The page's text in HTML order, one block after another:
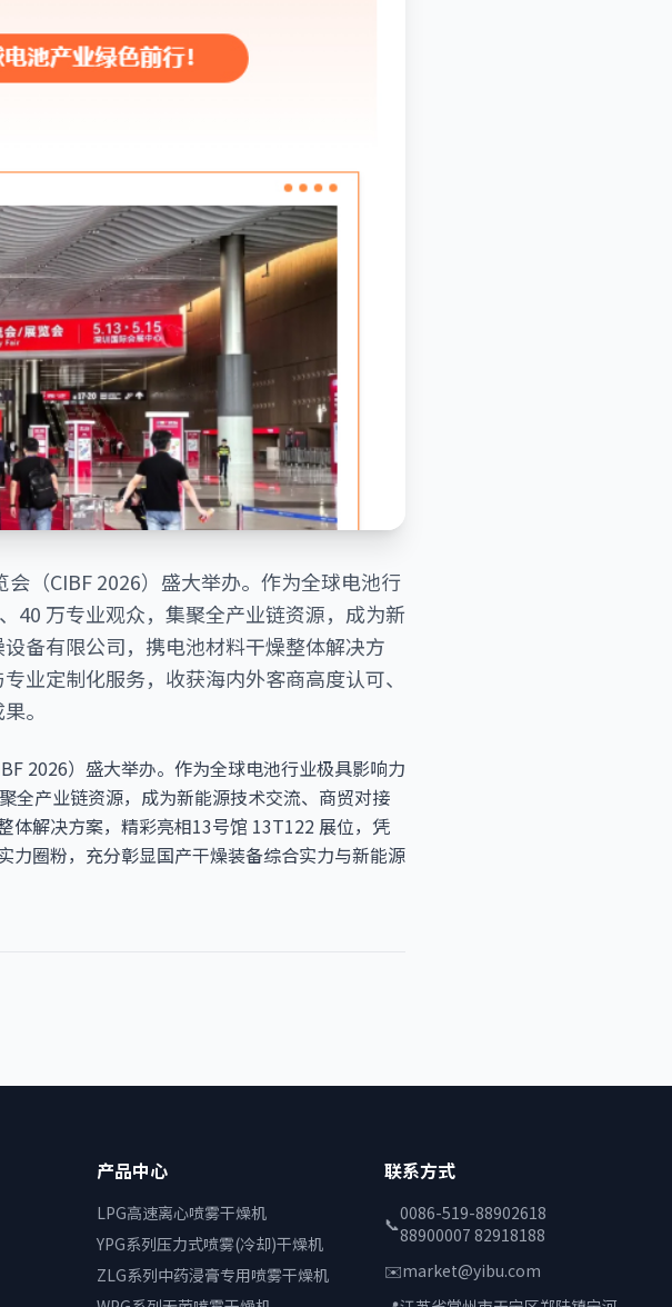
（CIBF 2026）盛大举办。作为全球电池行
40 万专业观众，集聚全产业链资源，成为新
备有限公司，携电池材料干燥整体解决方
业定制化服务，收获海内外客商高度认可、
。
2026）盛大举办。作为全球电池行业极具影响力
全产业链资源，成为新能源技术交流、商贸对接
体解决方案，精彩亮相13号馆 13T122 展位，凭
力圈粉，充分彰显国产干燥装备综合实力与新能源
产品中心
LPG高速离心喷雾干燥机
YPG系列压力式喷雾(冷却)干燥机
ZLG系列中药浸膏专用喷雾干燥机
联系方式
📞0086-519-88902618
88900007 82918188
✉️market@yibu.com